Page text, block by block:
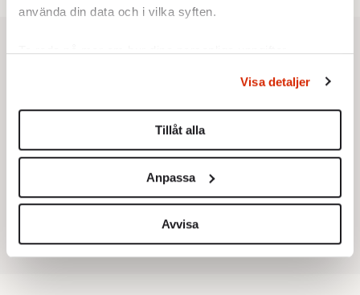
använda din data och i vilka syften.
Ta reda på mer om hur dina personliga uppgifter
Du kan ändra eller dra tillbaka ditt samtycke när som
helst från cookie-förklaringen.
Vi använder enhetsidentifierare för att anpassa innehållet
för sociala medier och analysera vår trafik. Vi
vidarebefordrar även sådana identifierare och annan
information från din enhet till de sociala medier och
annons- och analysföretag som vi samarbetar med.
Visa detaljer
Tillåt alla
Anpassa
Avvisa